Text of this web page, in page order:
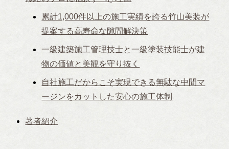
累計1,000件以上の施工実績を誇る竹山美装が
提案する高寿命な隙間解決策
一級建築施工管理技士と一級塗装技能士が建
物の価値と美観を守り抜く
自社施工だからこそ実現できる無駄な中間マ
ージンをカットした安心の施工体制
著者紹介